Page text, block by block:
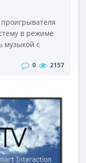
в режиме
музыкой с
подсоедините
ваш iPod или
0 2157